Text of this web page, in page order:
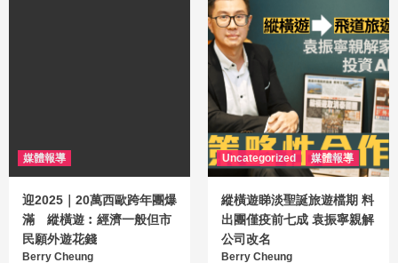
媒體報導
迎2025｜20萬西歐跨年團爆
滿 縱橫遊︰經濟一般但市
民願外遊花錢
Berry Cheung
Uncategorized 媒體報導
縱橫遊睇淡聖誕旅遊檔期 料
出團僅疫前七成 袁振寧親解
公司改名
Berry Cheung